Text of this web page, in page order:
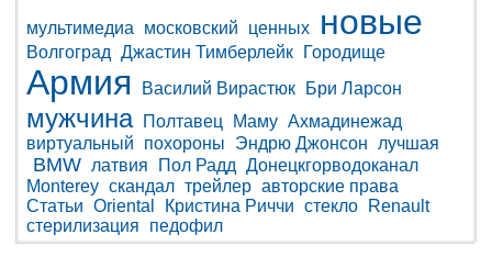
мультимедиа московский ценных новые
Волгоград Джастин Тимберлейк Городище
Армия Василий Вирастюк Бри Ларсон
мужчина Полтавец Маму Ахмадинежад
виртуальный
похороны Эндрю Джонсон лучшая
BMW латвия Пол Радд Донецкгорводоканал
Monterey скандал трейлер авторские права
Статьи Oriental Кристина Риччи стекло
Renault
стерилизация
педофил